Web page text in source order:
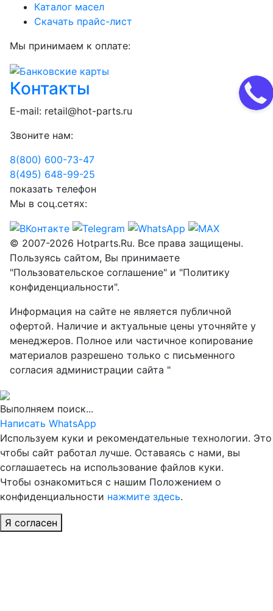
Каталог масел
Скачать прайс-лист
Мы принимаем к оплате:
Контакты
E-mail: retail@hot-parts.ru
Звоните нам:
8(800) 600-73-47
8(495) 648-99-25
показать телефон
Мы в соц.сетях:
© 2007-2026 Hotparts.Ru. Все права защищены.
Пользуясь сайтом, Вы принимаете
"Пользовательское соглашение" и "Политику
конфиденциальности".
Информация на сайте не является публичной
офертой. Наличие и актуальные цены уточняйте у
менеджеров. Полное или частичное копирование
материалов разрешено только с письменного
согласия администрации сайта "
Выполняем поиск...
Написать WhatsApp
Используем куки и рекомендательные технологии. Это
чтобы сайт работал лучше. Оставаясь с нами, вы
соглашаетесь на использование файлов куки.
Чтобы ознакомиться с нашим Положением о
конфиденциальности нажмите здесь.
Я согласен